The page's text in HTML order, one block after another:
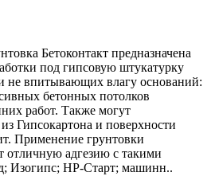
Бетоконтакт предназначена
под гипсовую штукатурку
не впитывающих влагу оснований:
бетонных потолков
работ. Также могут
Гипсокартона и поверхности
Применение грунтовки
отличную адгезию с такими
Изогипс; НР-Старт; машинн..